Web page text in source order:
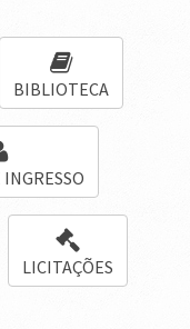
BIBLIOTECA
LICITAÇÕES